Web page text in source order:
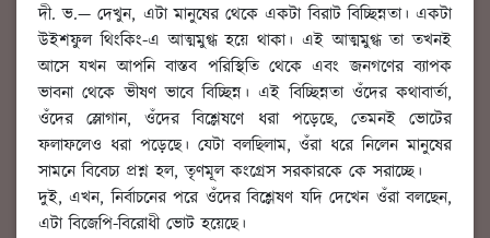
দী. ভ.— দেখুন, এটা মানুষের থেকে একটা বিরাট বিচ্ছিন্নতা। একটা
উইশফুল থিংকিং-এ আত্মমুগ্ধ হয়ে থাকা। এই আত্মমুগ্ধ তা তখনই
আসে যখন আপনি বাস্তব পরিস্থিতি থেকে এবং জনগণের ব্যাপক
ভাবনা থেকে ভীষণ ভাবে বিচ্ছিন্ন। এই বিচ্ছিন্নতা ওঁদের কথাবার্তা,
ওঁদের স্লোগান, ওঁদের বিশ্লেষণে ধরা পড়েছে, তেমনই ভোটের
ফলাফলেও ধরা পড়েছে। যেটা বলছিলাম, ওঁরা ধরে নিলেন মানুষের
সামনে বিবেচ্য প্রশ্ন হল, তৃণমূল কংগ্রেস সরকারকে কে সরাচ্ছে।
দুই, এখন, নির্বাচনের পরে ওঁদের বিশ্লেষণ যদি দেখেন ওঁরা বলছেন,
এটা বিজেপি-বিরোধী ভোট হয়েছে।